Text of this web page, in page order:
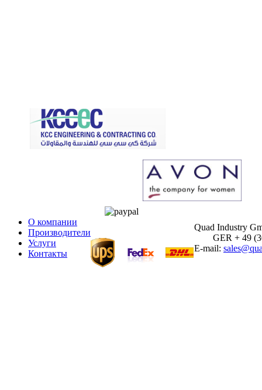
О компании
Производители
Услуги
Контакты
Quad Industry
GER + 49
E-mail: